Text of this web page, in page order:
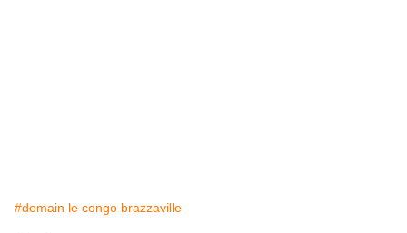
#demain le congo brazzaville